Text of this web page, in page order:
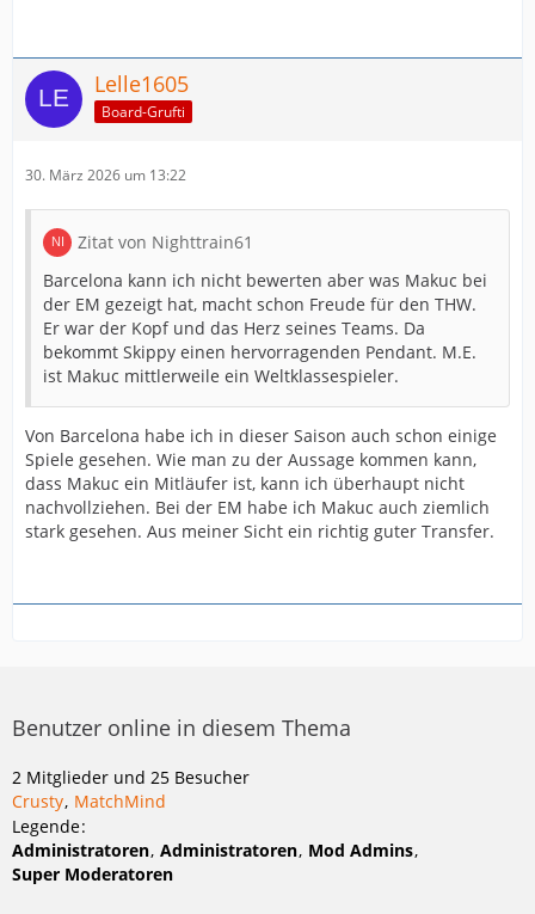
Lelle1605
Board-Grufti
30. März 2026 um 13:22
Zitat von Nighttrain61
Barcelona kann ich nicht bewerten aber was Makuc bei
der EM gezeigt hat, macht schon Freude für den THW.
Er war der Kopf und das Herz seines Teams. Da
bekommt Skippy einen hervorragenden Pendant. M.E.
ist Makuc mittlerweile ein Weltklassespieler.
Von Barcelona habe ich in dieser Saison auch schon einige
Spiele gesehen. Wie man zu der Aussage kommen kann,
dass Makuc ein Mitläufer ist, kann ich überhaupt nicht
nachvollziehen. Bei der EM habe ich Makuc auch ziemlich
stark gesehen. Aus meiner Sicht ein richtig guter Transfer.
Benutzer online in diesem Thema
2 Mitglieder und 25 Besucher
Crusty MatchMind
Legende
Administratoren Administratoren Mod Admins
Super Moderatoren